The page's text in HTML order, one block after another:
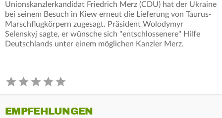
Unionskanzlerkandidat Friedrich Merz (CDU) hat der Ukraine
bei seinem Besuch in Kiew erneut die Lieferung von Taurus-
Marschflugkörpern zugesagt. Präsident Wolodymyr
Selenskyj sagte, er wünsche sich "entschlossenere" Hilfe
Deutschlands unter einem möglichen Kanzler Merz.
EMPFEHLUNGEN